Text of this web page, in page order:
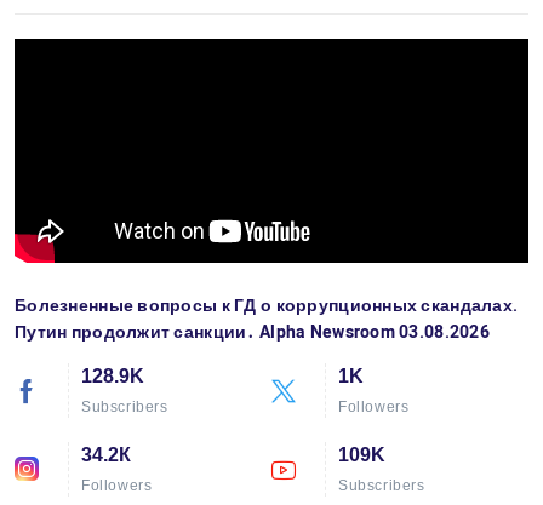
Болезненные вопросы к ГД о коррупционных скандалах.
Путин продолжит санкции․ Alpha Newsroom 03.08.2026
128.9K
Subscribers
1K
Followers
34.2К
Followers
109K
Subscribers